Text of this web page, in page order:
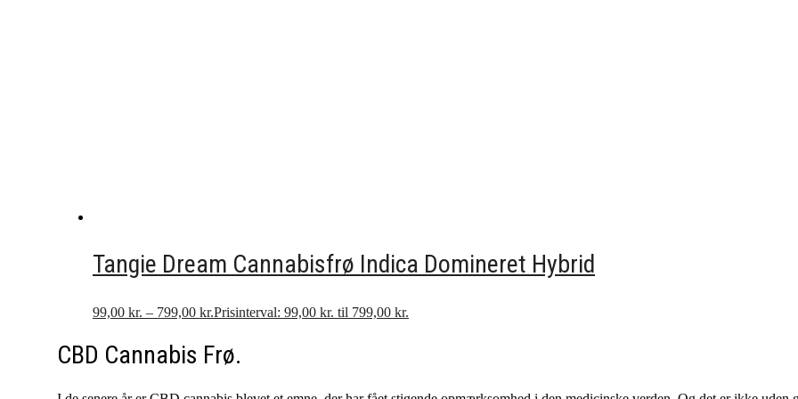
Tangie Dream Cannabisfrø Indica Domineret Hybrid
99,00 kr. – 799,00 kr.Prisinterval: 99,00 kr. til 799,00 kr.
CBD Cannabis Frø.